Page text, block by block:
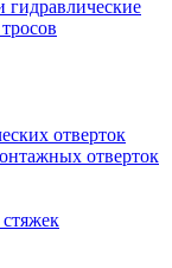
гидравлические
отверток
отверток